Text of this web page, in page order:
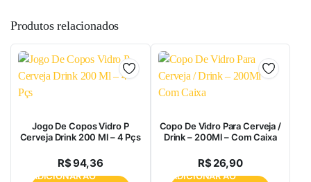
Produtos relacionados
Jogo De Copos Vidro P
Cerveja Drink 200 Ml – 4 Pçs
R$94,36
ADICIONAR AO
Copo De Vidro Para Cerveja /
Drink – 200Ml – Com Caixa
R$26,90
ADICIONAR AO